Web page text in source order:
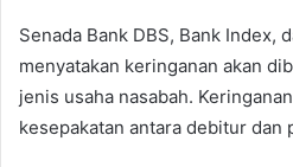
Senada Bank DBS, Bank Index,
menyatakan keringanan akan
jenis usaha nasabah.
kesepakatan antara debitur dan